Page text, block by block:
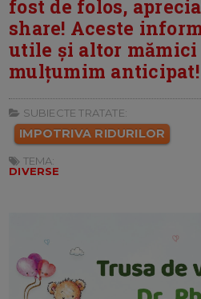
fost de folos,
share! Aceste
utile și altor
mulțumim
SUBIECTE TRATATE:
IMPOTRIVA RIDURILOR
TEMA:
DIVERSE